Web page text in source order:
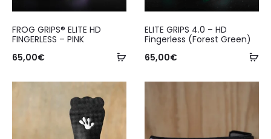
FROG GRIPS® ELITE HD
FINGERLESS – PINK
65,00€
ELITE GRIPS 4.0 – HD
Fingerless (Forest Green)
65,00€